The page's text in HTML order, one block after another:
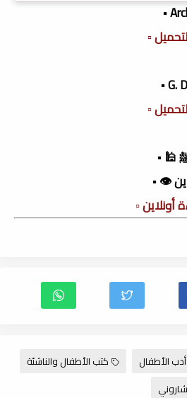
▫️
▫️
🕌 ▪️
👁️ ▪️
أونلاين ▫️
الأطفال
كتب الأطفال والناشئة